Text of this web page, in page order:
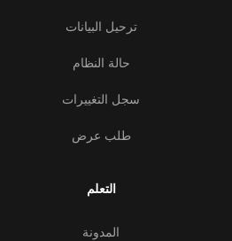
ترحيل البيانات
حالة النظام
سجل التغييرات
طلب عرض
التعلم
المدونة